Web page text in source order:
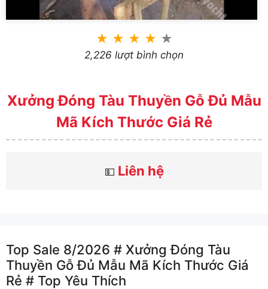
★ ★ ★ ★ ★
2,226 lượt bình chọn
Xưởng Đóng Tàu Thuyền Gỗ Đủ Mẫu
Mã Kích Thước Giá Rẻ
💵 Liên hệ
Top Sale 8/2026 # Xưởng Đóng Tàu
Thuyền Gỗ Đủ Mẫu Mã Kích Thước Giá
Rẻ # Top Yêu Thích